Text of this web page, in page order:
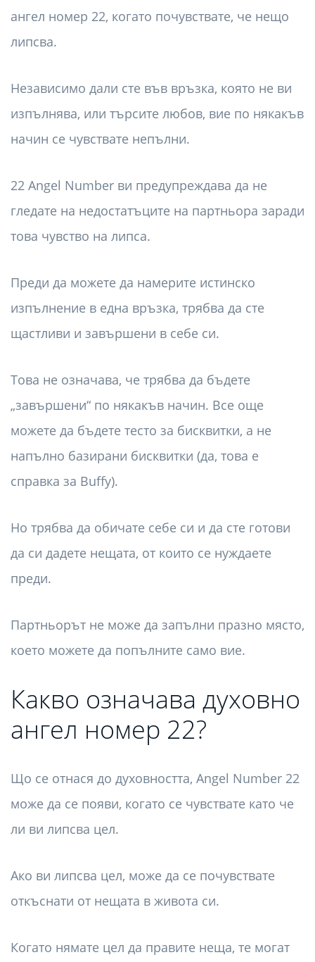
ангел номер 22, когато почувствате, че нещо
липсва.
Независимо дали сте във връзка, която не ви
изпълнява, или търсите любов, вие по някакъв
начин се чувствате непълни.
22 Angel Number ви предупреждава да не
гледате на недостатъците на партньора заради
това чувство на липса.
Преди да можете да намерите истинско
изпълнение в една връзка, трябва да сте
щастливи и завършени в себе си.
Това не означава, че трябва да бъдете
„завършени“ по някакъв начин. Все още
можете да бъдете тесто за бисквитки, а не
напълно базирани бисквитки (да, това е
справка за Buffy).
Но трябва да обичате себе си и да сте готови
да си дадете нещата, от които се нуждаете
преди.
Партньорът не може да запълни празно място,
което можете да попълните само вие.
Какво означава духовно
ангел номер 22?
Що се отнася до духовността, Angel Number 22
може да се появи, когато се чувствате като че
ли ви липсва цел.
Ако ви липсва цел, може да се почувствате
откъснати от нещата в живота си.
Когато нямате цел да правите неща, те могат